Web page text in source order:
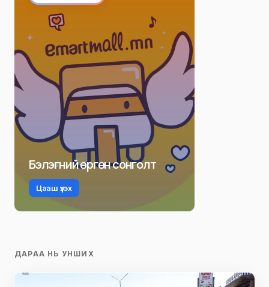
Бэлэгний өргөн сонголт
Цааш үзэх
ДАРАА НЬ УНШИХ